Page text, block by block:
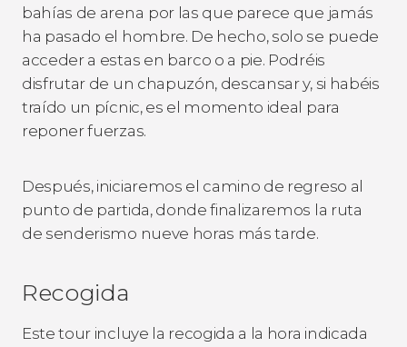
bahías de arena por las que parece que jamás
ha pasado el hombre. De hecho, solo se puede
acceder a estas en barco o a pie. Podréis
disfrutar de un chapuzón, descansar y, si habéis
traído un pícnic, es el momento ideal para
reponer fuerzas.
Después, iniciaremos el camino de regreso al
punto de partida, donde finalizaremos la ruta
de senderismo nueve horas más tarde.
Recogida
Este tour incluye la recogida a la hora indicada